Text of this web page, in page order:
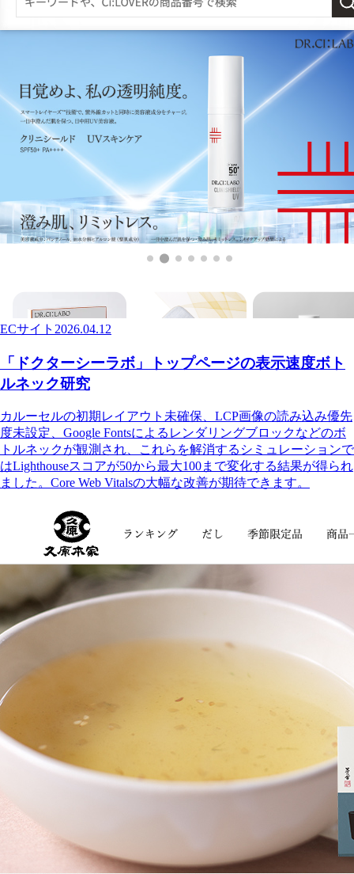
ECサイト 2026.04.12
「ドクターシーラボ」トップページの表示速度ボト
ルネック研究
カルーセルの初期レイアウト未確保、LCP画像の読み込み優先
度未設定、Google Fontsによるレンダリングブロックなどのボ
トルネックが観測され、これらを解消するシミュレーションで
はLighthouseスコアが50から最大100まで変化する結果が得られ
ました。Core Web Vitalsの大幅な改善が期待できます。